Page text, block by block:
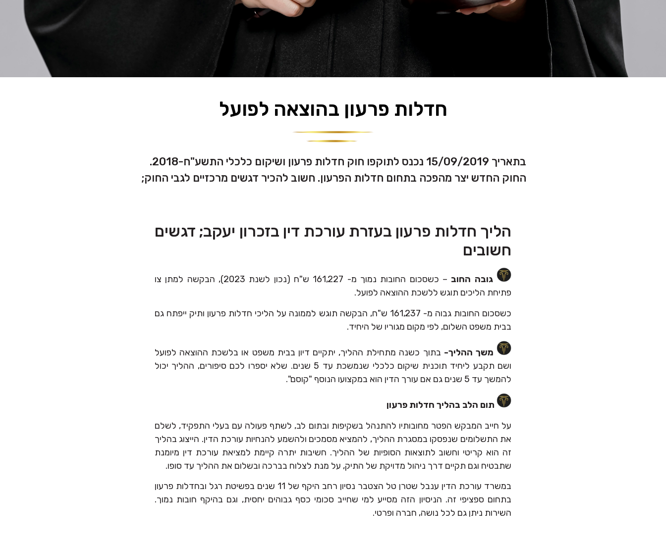
חדלות פרעון בהוצאה לפועל
בתאריך 15/09/2019 נכנס לתוקפו חוק חדלות פרעון ושיקום כלכלי התשע"ח-2018.
החוק החדש יצר מהפכה בתחום חדלות הפרעון. חשוב להכיר דגשים מרכזיים לגבי החוק;
הליך חדלות פרעון בעזרת עורכת דין בזכרון יעקב; דגשים
חשובים
גובה החוב
– כשסכום החובות נמוך מ- 161,227 ש"ח (נכון לשנת 2023), הבקשה למתן צו
פתיחת הליכים תוגש ללשכת ההוצאה לפועל.
כשסכום החובות גבוה מ- 161,237 ש"ח, הבקשה תוגש לממונה על הליכי חדלות פרעון ותיק ייפתח גם
בבית משפט השלום, לפי מקום מגוריו של היחיד.
משך ההליך- בתוך כשנה מתחילת ההליך, יתקיים דיון בבית משפט או בלשכת ההוצאה לפועל
ושם תקבע ליחיד תוכנית שיקום כלכלי שנמשכת עד 5 שנים. שלא יספרו לכם סיפורים, ההליך יכול
להמשך עד 5 שנים גם אם עורך הדין הוא במקצועו הנוסף "קוסם".
תום הלב בהליך חדלות פרעון
על חייב המבקש הפטר מחובותיו להתנהל בשקיפות ובתום לב, לשתף פעולה עם בעלי התפקיד, לשלם
את התשלומים שנפסקו במסגרת ההליך, להמציא מסמכים ולהשמע להנחיות עורכת הדין. הייצוג בהליך
זה הוא קריטי וחשוב לתוצאות הסופיות של ההליך. חשיבות יתרה קיימת למציאת עורכת דין מיומנת
שתבטיח וגם תקיים דרך ניהול מדויקת של התיק, על מנת לצלוח בברכה ובשלום את ההליך עד סופו.
במשרד עורכת הדין ענבל שטרן טל הצטבר נסיון רחב היקף של 11 שנים בפשיטת רגל ובחדלות פרעון
בתחום ספציפי זה. הניסיון הזה מסייע למי שחייב סכומי כסף גבוהים יחסית, וגם בהיקף חובות נמוך.
השירות ניתן גם לכל נושה, חברה ופרטי.